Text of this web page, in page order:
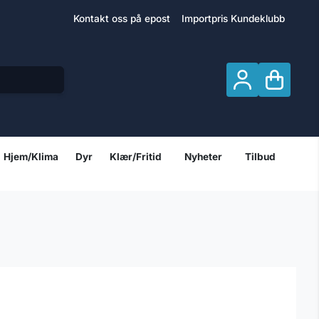
Kontakt oss på epost Importpris Kundeklubb
Hjem/Klima Dyr Klær/Fritid Nyheter Tilbud